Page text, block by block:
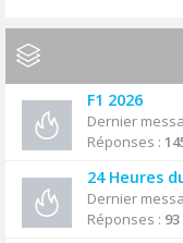
F1 2026
Dernier
Réponses :
24 Heures
Dernier
Réponses : 93